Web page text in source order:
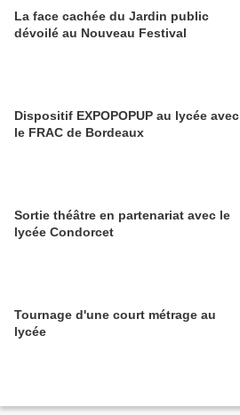
La face cachée du Jardin public
dévoilé au Nouveau Festival
Dispositif EXPOPOPUP au lycée avec
le FRAC de Bordeaux
Sortie théâtre en partenariat avec le
lycée Condorcet
Tournage d'une court métrage au
lycée